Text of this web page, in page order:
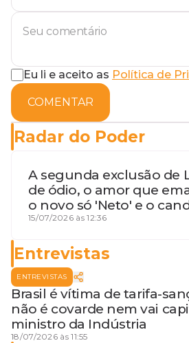
Eu li e aceito as Política de
COMENTAR
Radar do Poder
A segunda exclusão de
de ódio, o amor que
o novo só 'Neto' e o
geme
15/07/2026 às 12:36
Entrevistas
ENTREVISTAS
Brasil é vítima de tarifa-
não é covarde nem vai
ministro da Indústria
18/07/2026 às 11:55